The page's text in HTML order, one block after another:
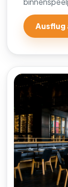
Ausflug